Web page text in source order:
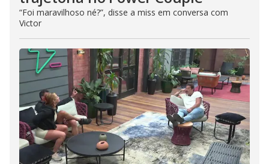
“Foi maravilhoso né?”, disse a miss em conversa com
Victor